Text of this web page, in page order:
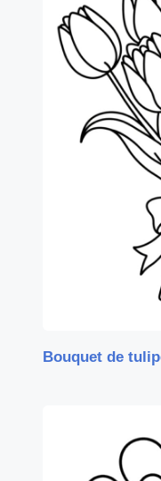
Bouquet de